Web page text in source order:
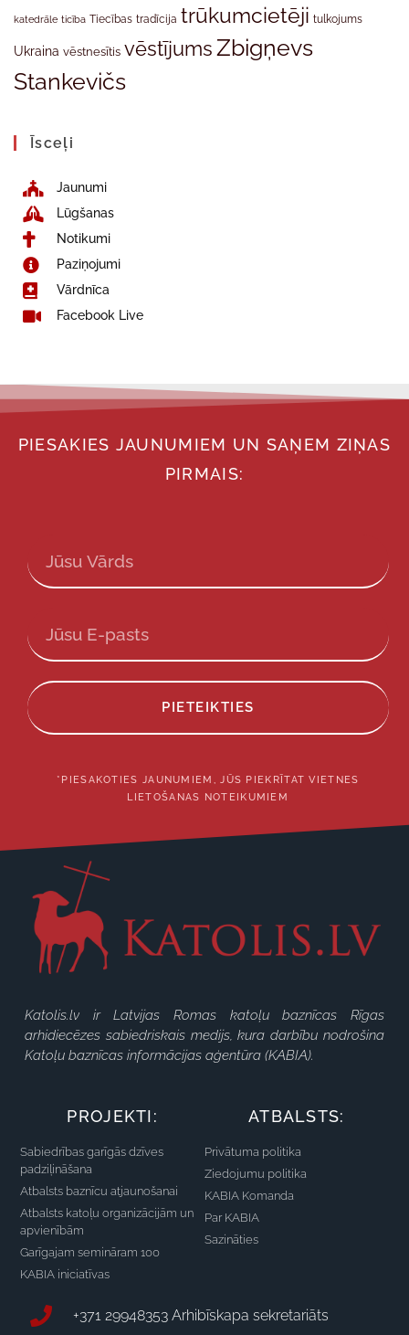
katedrāle ticība Tiecības tradīcija trūkumcietēji tulkojums
Ukraina vēstnesītis vēstījumsZbigņevs
Stankevičs
Īsceļi
Jaunumi
Lūgšanas
Notikumi
Paziņojumi
Vārdnīca
Facebook Live
PIESAKIES JAUNUMIEM UN SAŅEM ZIŅAS
PIRMAIS:
PIETEIKTIES
*PIESAKOTIES JAUNUMIEM, JŪS PIEKRĪTAT VIETNES
LIETOŠANAS NOTEIKUMIEM
Katolis.lv ir Latvijas Romas katoļu baznīcas Rīgas
arhidiecēzes sabiedriskais medijs, kura darbību nodrošina
Katoļu baznīcas informācijas aģentūra (KABIA).
PROJEKTI:
Sabiedrības garīgās dzīves
padziļināšana
Atbalsts baznīcu atjaunošanai
Atbalsts katoļu organizācijām un
apvienībām
Garīgajam semināram 100
KABIA iniciatīvas
ATBALSTS:
Privātuma politika
Ziedojumu politika
KABIA Komanda
Par KABIA
Sazināties
+371 29948353 Arhibīskapa sekretariāts